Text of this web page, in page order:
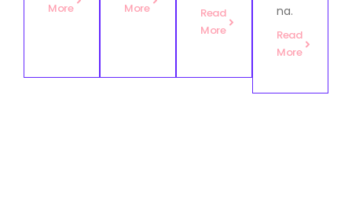
More
More
Read
More
na.
Read
More